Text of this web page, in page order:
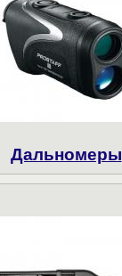
Дальномеры